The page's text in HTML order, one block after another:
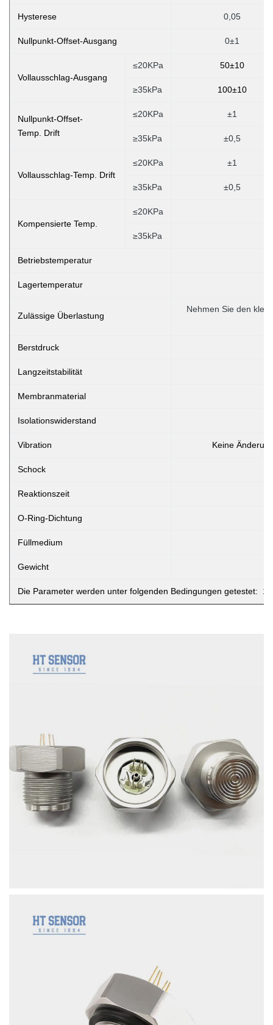
Hysterese 0,05
Nullpunkt-Offset-Ausgang 0±1
Vollausschlag-Ausgang
≤20KPa 50±10
≥35kPa 100±10
Nullpunkt-Offset-
Temp. Drift
≤20KPa ±1
≥35kPa ±0,5
Vollausschlag-Temp. Drift
≤20KPa ±1
≥35kPa ±0,5
Kompensierte Temp.
≤20KPa
≥35kPa
Betriebstemperatur
Lagertemperatur
Zulässige Überlastung
Nehmen Sie den
Berstdruck
Langzeitstabilität
Membranmaterial
Isolationswiderstand
Vibration Keine
Schock
Reaktionszeit
O-Ring-Dichtung
Füllmedium
Gewicht
Die Parameter werden unter folgenden Bedingungen getestet: